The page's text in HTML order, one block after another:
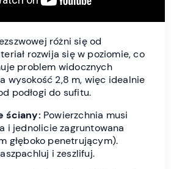
różni się od
rozwija się w poziomie, co
problem widocznych
wysokość 2,8 m, więc idealnie
podłogi do sufitu.
ściany: Powierzchnia musi
i jednolicie zagruntowana
głęboko penetrującym).
i zeszlifuj.